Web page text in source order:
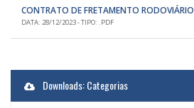
CONTRATO DE FRETAMENTO RODOVIÁRIO
DATA: 28/12/2023 - TIPO: .PDF
Downloads: Categorias